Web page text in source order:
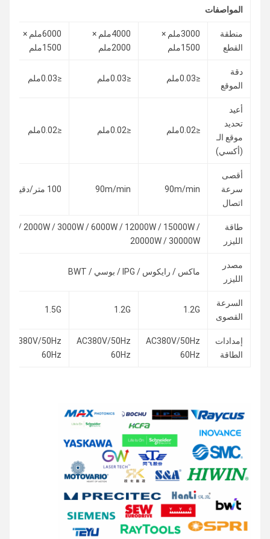
المواصفات
منطقة
القطع
3000ملم ×
1500ملم
4000ملم ×
2000ملم
6000ملم ×
1500ملم
دقة
الموقع
≤0.03ملم ≤0.03ملم ≤0.03ملم
أعيد
تحديد
موقع الـ
(أكسي)
≤0.02ملم ≤0.02ملم ≤0.02ملم
أقصى
سرعة
اتصال
90m/min
90m/min 100 متر/دقيقة
طاقة
الليزر
/ 2000W / 3000W / 6000W / 12000W / 15000W /
20000W / 30000W
مصدر
الليزر
ماكس / رايكوس / IPG / بوسي / BWT
السرعة
القصوى
1.2G
1.2G
1.5G
إمدادات
الطاقة
AC380V/50Hz
60Hz
AC380V/50Hz
60Hz
AC380V/50Hz
60Hz